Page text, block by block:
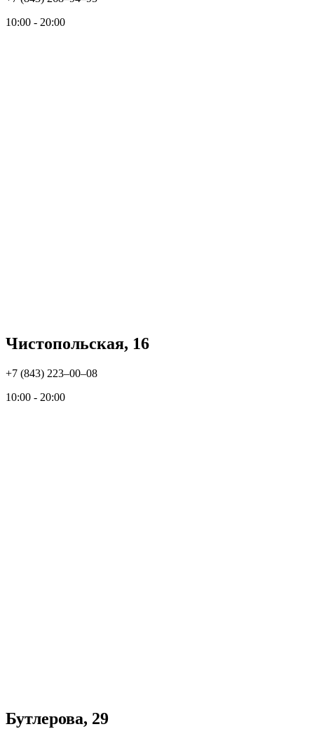
10:00 - 20:00
Чистопольская, 16
+7 (843) 223‒00‒08
10:00 - 20:00
Бутлерова, 29